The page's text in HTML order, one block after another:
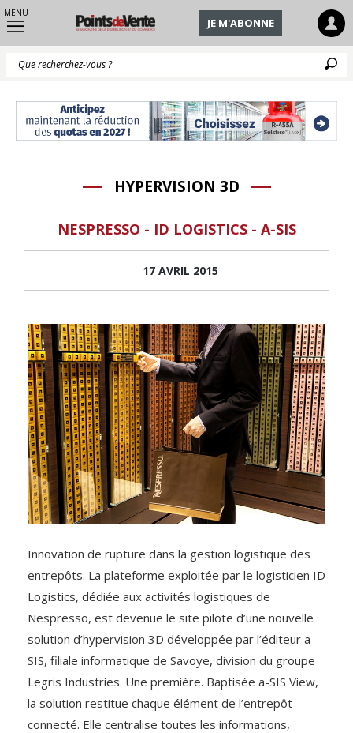
MENU
JE M'ABONNE
HYPERVISION 3D
NESPRESSO - ID LOGISTICS - A-SIS
17 AVRIL 2015
Innovation de rupture dans la gestion logistique des
entrepôts. La plateforme exploitée par le logisticien ID
Logistics, dédiée aux activités logistiques de
Nespresso, est devenue le site pilote d’une nouvelle
solution d’hypervision 3D développée par l’éditeur a-
SIS, filiale informatique de Savoye, division du groupe
Legris Industries. Une première. Baptisée a-SIS View,
la solution restitue chaque élément de l’entrepôt
connecté. Elle centralise toutes les informations,